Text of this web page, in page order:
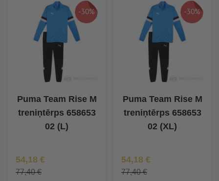
-30%
Puma Team Rise M
treniņtērps 658653
02 (L)
Īpaša Cena
54,18 €
77,40 €
-30%
Puma Team Rise M
treniņtērps 658653
02 (XL)
Īpaša Cena
54,18 €
77,40 €